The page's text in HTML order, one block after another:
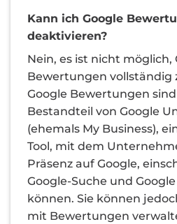
Kann ich Google
deaktivieren?
Nein, es ist nicht möglich,
Bewertungen vollständig
Google Bewertungen
Bestandteil von Google
(ehemals My Business),
Tool, mit dem
Präsenz auf Google,
Google-Suche und
können. Sie können
mit Bewertungen